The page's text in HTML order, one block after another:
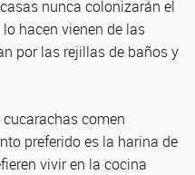
nunca colonizarán el
hacen vienen de las
por las rejillas de baños y
cucarachas comen
preferido es la harina de
vivir en la cocina